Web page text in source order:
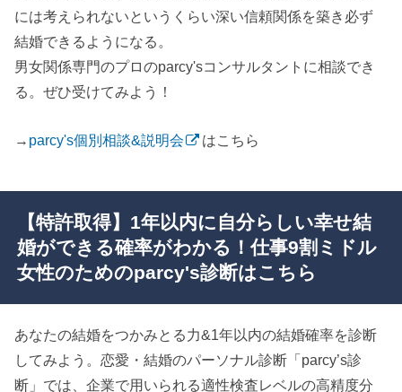
には考えられないというくらい深い信頼関係を築き必ず
結婚できるようになる。
男女関係専門のプロのparcy'sコンサルタントに相談でき
る。ぜひ受けてみよう！
→ parcy's個別相談&説明会 はこちら
【特許取得】1年以内に自分らしい幸せ結
婚ができる確率がわかる！仕事9割ミドル
女性のためのparcy's診断はこちら
あなたの結婚をつかみとる力&1年以内の結婚確率を診断
してみよう。恋愛・結婚のパーソナル診断「parcy’s診
断」では、企業で用いられる適性検査レベルの高精度分